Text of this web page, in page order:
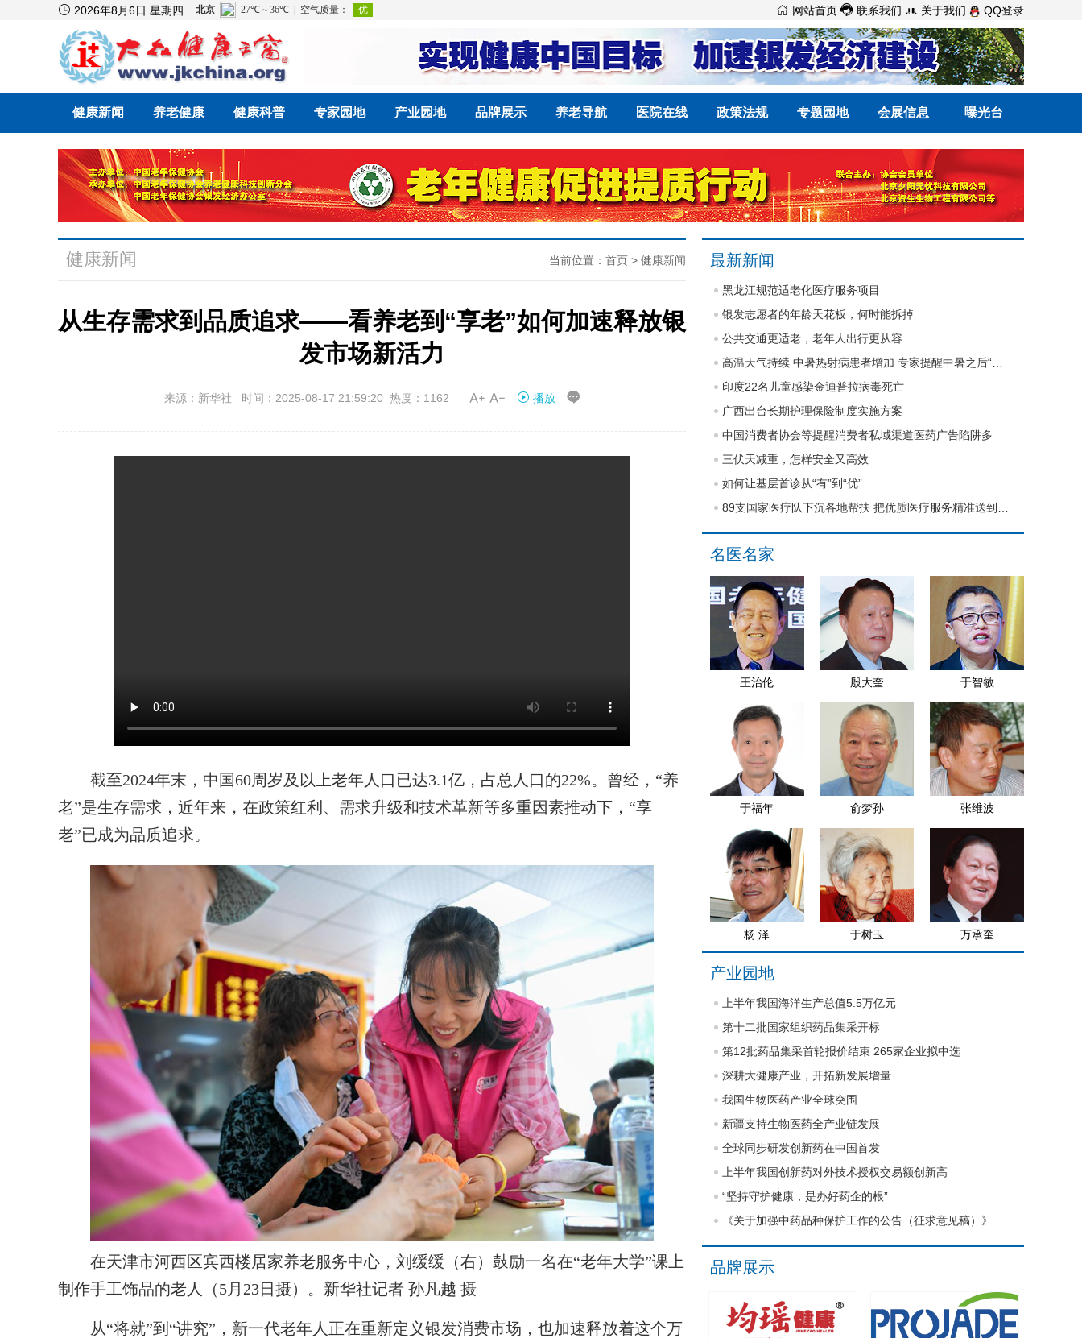
 2026年8月6日 星期四  网站首页  联系我们  关于我们 QQ登录
健康新闻 养老健康 健康科普 专家园地 产业园地 品牌展示 养老导航 医院在线 政策法规 专题园地 会展信息 曝光台
健康新闻 当前位置： 首页 > 健康新闻
从生存需求到品质追求——看养老到“享老”如何加速释放银
发市场新活力
来源：新华社 时间：2025-08-17 21:59:20 热度：1162  播放 
截至2024年末，中国60周岁及以上老年人口已达3.1亿，占总人口的22%。曾经，“养
老”是生存需求，近年来，在政策红利、需求升级和技术革新等多重因素推动下，“享
老”已成为品质追求。
在天津市河西区宾西楼居家养老服务中心，刘缓缓（右）鼓励一名在“老年大学”课上
制作手工饰品的老人（5月23日摄）。新华社记者 孙凡越 摄
从“将就”到“讲究”，新一代老年人正在重新定义银发消费市场，也加速释放着这个万
最新新闻
黑龙江规范适老化医疗服务项目
银发志愿者的年龄天花板，何时能拆掉
公共交通更适老，老年人出行更从容
印度22名儿童感染金迪普拉病毒死亡
广西出台长期护理保险制度实施方案
中国消费者协会等提醒消费者私域渠道医药广告陷阱多
三伏天减重，怎样安全又高效
如何让基层首诊从“有”到“优”
名医名家
王治伦 殷大奎 于智敏
于福年 俞梦孙 张维波
杨 泽 于树玉 万承奎
产业园地
上半年我国海洋生产总值5.5万亿元
第十二批国家组织药品集采开标
第12批药品集采首轮报价结束 265家企业拟中选
深耕大健康产业，开拓新发展增量
我国生物医药产业全球突围
新疆支持生物医药全产业链发展
全球同步研发创新药在中国首发
上半年我国创新药对外技术授权交易额创新高
“坚持守护健康，是办好药企的根”
品牌展示